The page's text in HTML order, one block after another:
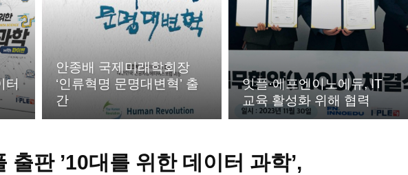
터
안종배 국제미래학회장
‘인류혁명 문명대변혁’ 출
간
잇플·에프엔이노에듀, IT
교육 활성화 위해 협력
출판 ’10대를 위한 데이터 과학’,